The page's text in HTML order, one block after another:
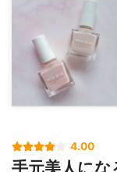
4.00
手元美人にな